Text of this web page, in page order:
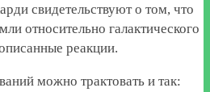
свидетельствуют о том, что
относительно галактического
реакции.
можно трактовать и так: